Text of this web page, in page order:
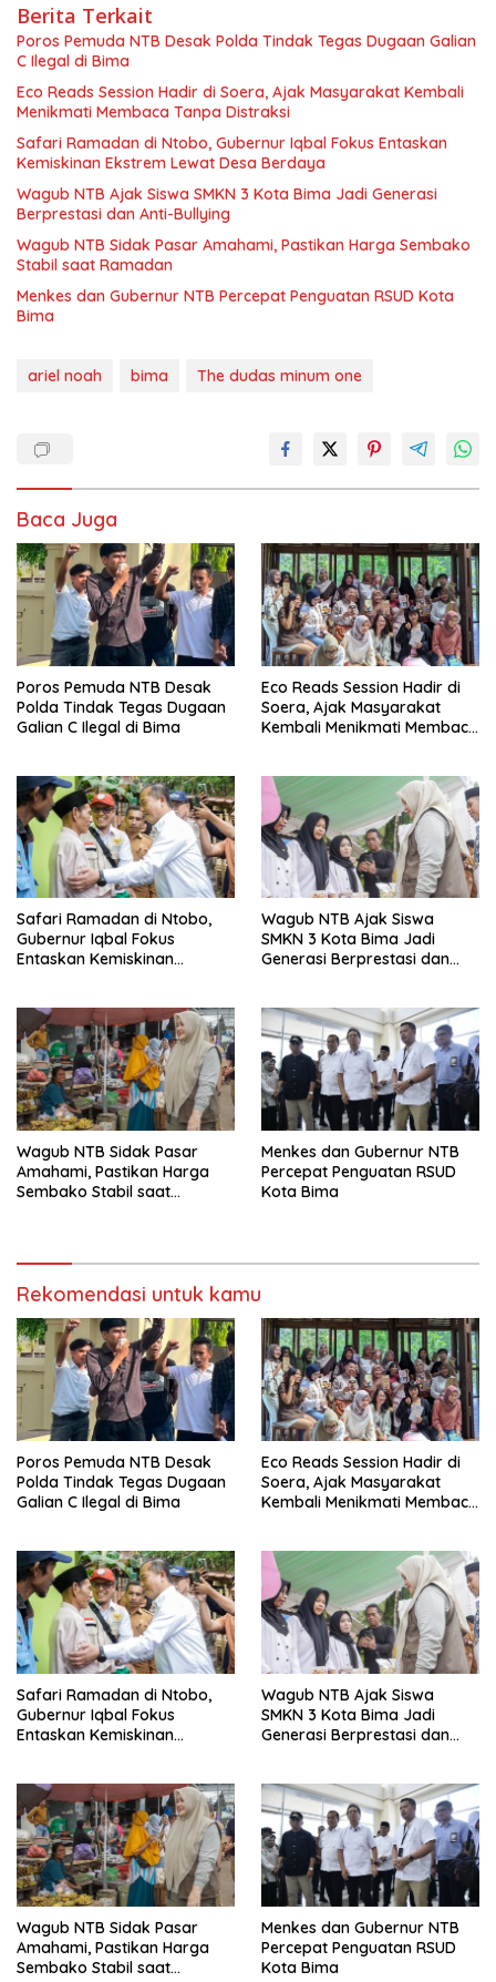
Berita Terkait
Poros Pemuda NTB Desak Polda Tindak Tegas Dugaan Galian
C Ilegal di Bima
Eco Reads Session Hadir di Soera, Ajak Masyarakat Kembali
Menikmati Membaca Tanpa Distraksi
Safari Ramadan di Ntobo, Gubernur Iqbal Fokus Entaskan
Kemiskinan Ekstrem Lewat Desa Berdaya
Wagub NTB Ajak Siswa SMKN 3 Kota Bima Jadi Generasi
Berprestasi dan Anti-Bullying
Wagub NTB Sidak Pasar Amahami, Pastikan Harga Sembako
Stabil saat Ramadan
Menkes dan Gubernur NTB Percepat Penguatan RSUD Kota
Bima
ariel noah bima The dudas minum one
Baca Juga
Poros Pemuda NTB Desak
Polda Tindak Tegas Dugaan
Galian C Ilegal di Bima
Eco Reads Session Hadir di
Soera, Ajak Masyarakat
Kembali Menikmati Membaca
Safari Ramadan di Ntobo,
Gubernur Iqbal Fokus
Entaskan Kemiskinan
Wagub NTB Ajak Siswa
SMKN 3 Kota Bima Jadi
Generasi Berprestasi dan
Wagub NTB Sidak Pasar
Amahami, Pastikan Harga
Sembako Stabil saat
Menkes dan Gubernur NTB
Percepat Penguatan RSUD
Kota Bima
Rekomendasi untuk kamu
Poros Pemuda NTB Desak
Polda Tindak Tegas Dugaan
Galian C Ilegal di Bima
Eco Reads Session Hadir di
Soera, Ajak Masyarakat
Kembali Menikmati Membaca
Safari Ramadan di Ntobo,
Gubernur Iqbal Fokus
Entaskan Kemiskinan
Wagub NTB Ajak Siswa
SMKN 3 Kota Bima Jadi
Generasi Berprestasi dan
Wagub NTB Sidak Pasar
Amahami, Pastikan Harga
Sembako Stabil saat
Menkes dan Gubernur NTB
Percepat Penguatan RSUD
Kota Bima